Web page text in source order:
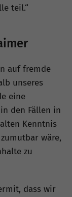
teil.“
auf fremde
unseres
eine
den Fällen in
Kenntnis
wäre,
zu
dass wir